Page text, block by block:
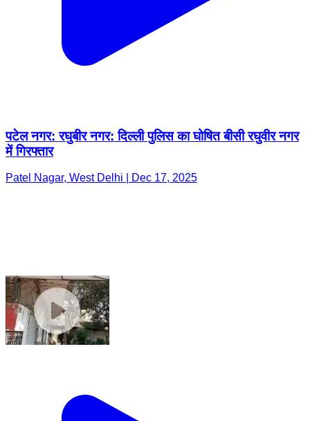
पटेल नगर: रघुबीर नगर: दिल्ली पुलिस का घोषित बीसी रघुवीर नगर
में गिरफ्तार
Patel Nagar, West Delhi | Dec 17, 2025